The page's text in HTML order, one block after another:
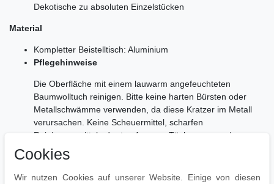
Dekotische zu absoluten Einzelstücken
Material
Kompletter Beistelltisch: Aluminium
Pflegehinweise
Die Oberfläche mit einem lauwarm angefeuchteten
Baumwolltuch reinigen. Bitte keine harten Bürsten oder
Metallschwämme verwenden, da diese Kratzer im Metall
verursachen. Keine Scheuermittel, scharfen
Reinigungsmittel oder tropfnassen Tücher verwenden.
Lieferumfang
Ein Beistelltisch ohne Dekoration
Cookies
Wir nutzen Cookies auf unserer Website. Einige von diesen